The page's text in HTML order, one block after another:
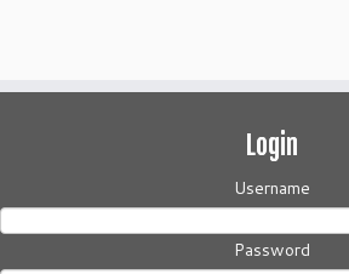
Login
Username
Password